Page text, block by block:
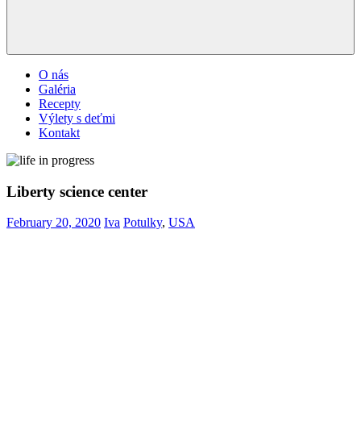
O nás
Galéria
Recepty
Výlety s deťmi
Kontakt
Liberty science center
February 20, 2020 Iva Potulky, USA